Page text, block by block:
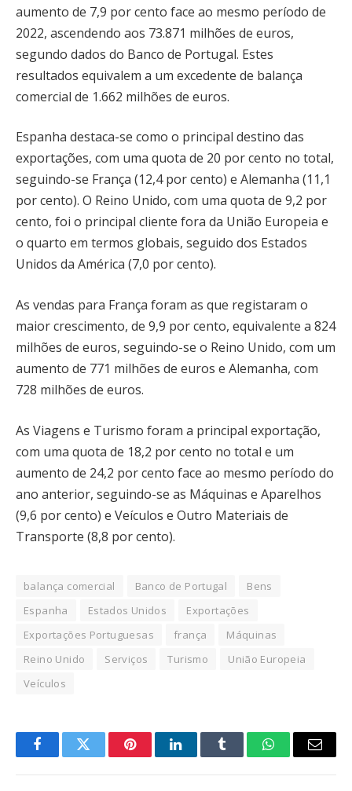
aumento de 7,9 por cento face ao mesmo período de
2022, ascendendo aos 73.871 milhões de euros,
segundo dados do Banco de Portugal. Estes
resultados equivalem a um excedente de balança
comercial de 1.662 milhões de euros.
Espanha destaca-se como o principal destino das
exportações, com uma quota de 20 por cento no total,
seguindo-se França (12,4 por cento) e Alemanha (11,1
por cento). O Reino Unido, com uma quota de 9,2 por
cento, foi o principal cliente fora da União Europeia e
o quarto em termos globais, seguido dos Estados
Unidos da América (7,0 por cento).
As vendas para França foram as que registaram o
maior crescimento, de 9,9 por cento, equivalente a 824
milhões de euros, seguindo-se o Reino Unido, com um
aumento de 771 milhões de euros e Alemanha, com
728 milhões de euros.
As Viagens e Turismo foram a principal exportação,
com uma quota de 18,2 por cento no total e um
aumento de 24,2 por cento face ao mesmo período do
ano anterior, seguindo-se as Máquinas e Aparelhos
(9,6 por cento) e Veículos e Outro Materiais de
Transporte (8,8 por cento).
balança comercial Banco de Portugal
Bens
Espanha
Estados Unidos
Exportações
Exportações Portuguesas
frança
Máquinas
Reino Unido
Serviços Turismo
União Europeia
Veículos
FacebookTwitter PinterestLinkedInTumblr WhatsAppEmail